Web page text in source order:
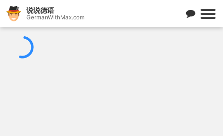
说说德语
GermanWithMax.com